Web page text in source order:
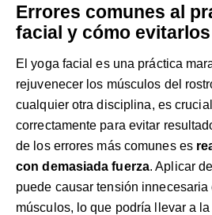
Errores comunes al
facial y cómo evitarlos
El yoga facial es una práctica
rejuvenecer los músculos del
cualquier otra disciplina, es
correctamente para evitar
de los errores más comunes es
con demasiada fuerza. Aplicar
puede causar tensión
músculos, lo que podría llevar a